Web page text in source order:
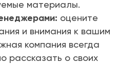
материалы.
оцените
и внимания к вашим
компания всегда
рассказать о своих